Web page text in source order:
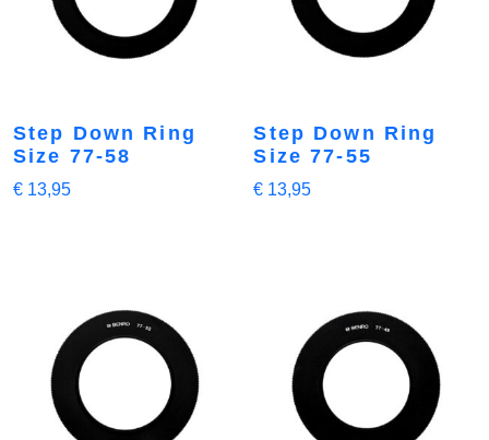
Step Down Ring
Size 77-58
€ 13,95
Step Down Ring
Size 77-55
€ 13,95